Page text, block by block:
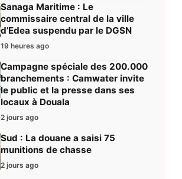
Sanaga Maritime : Le
commissaire central de la ville
d’Edea suspendu par le DGSN
19 heures ago
Campagne spéciale des 200.000
branchements : Camwater invite
le public et la presse dans ses
locaux à Douala
2 jours ago
Sud : La douane a saisi 75
munitions de chasse
2 jours ago